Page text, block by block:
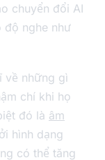
chuyển đổi AI
độ nghe như
về những gì
chí khi họ
đó là âm
hình dạng
có thể tăng